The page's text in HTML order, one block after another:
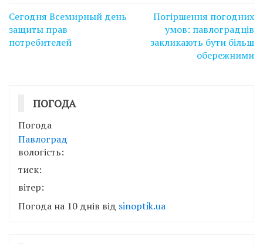
Навігація
записів
Сегодня Всемирный день
защиты прав
потребителей
Погіршення погодних
умов: павлоградців
закликають бути більш
обережними
ПОГОДА
Погода
Павлоград
вологість:
тиск:
вітер:
Погода на 10 днів від sinoptik.ua